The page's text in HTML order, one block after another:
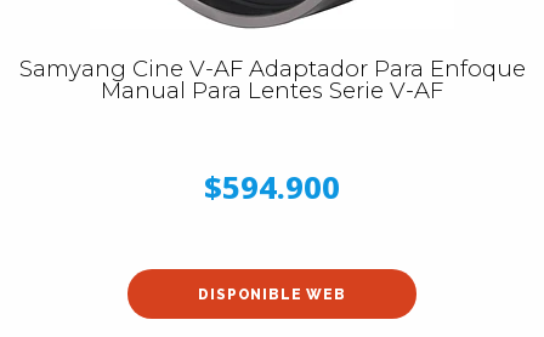
Samyang Cine V-AF Adaptador Para Enfoque
Manual Para Lentes Serie V-AF
$594.900
DISPONIBLE WEB